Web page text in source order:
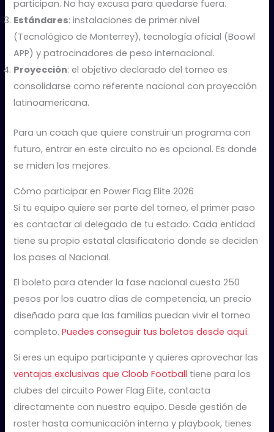
participan. No hay excusa para quedarse fuera.
Estándares: instalaciones de primer nivel
(Tecnológico de Monterrey), tecnología oficial (Boowl
APP) y patrocinadores de peso internacional.
Proyección: el objetivo declarado del torneo es
consolidarse como referente nacional con proyección
latinoamericana.
Para un coach que quiere construir un programa con
futuro, entrar en este circuito no es opcional. Es donde
se miden los mejores.
Cómo participar en Power Flag Elite 2026
Si tu equipo quiere ser parte del torneo, el primer paso
es contactar al delegado de tu estado. Cada entidad
tiene su propio estatal clasificatorio donde se deciden
los pases al Nacional.
El boleto para atender la fase nacional cuesta 250
pesos por los cuatro días de competencia, un precio
diseñado para que las familias puedan vivir el torneo
completo.Puedes conseguir tus boletos desde aquí.
Si eres un equipo participante y quieres aprovechar las
ventajas exclusivas que Cloob Football tiene para los
clubes del circuito Power Flag Elite, contacta
directamente con nuestro equipo. Desde gestión de
roster hasta comunicación interna y playbook, tienes